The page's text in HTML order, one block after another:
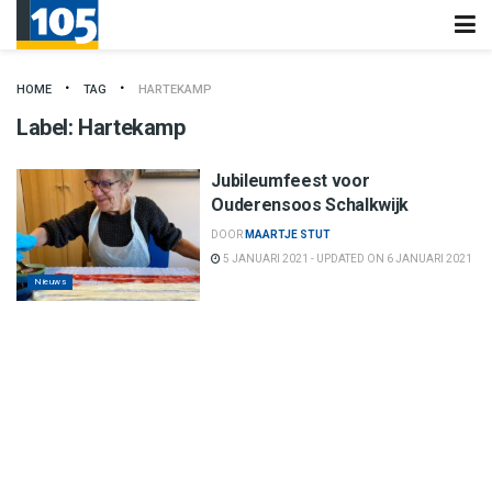
HOME TAG HARTEKAMP
Label: Hartekamp
Nieuws
Jubileumfeest voor
Ouderensoos Schalkwijk
DOOR MAARTJE STUT
5 JANUARI 2021 - UPDATED ON 6 JANUARI 2021